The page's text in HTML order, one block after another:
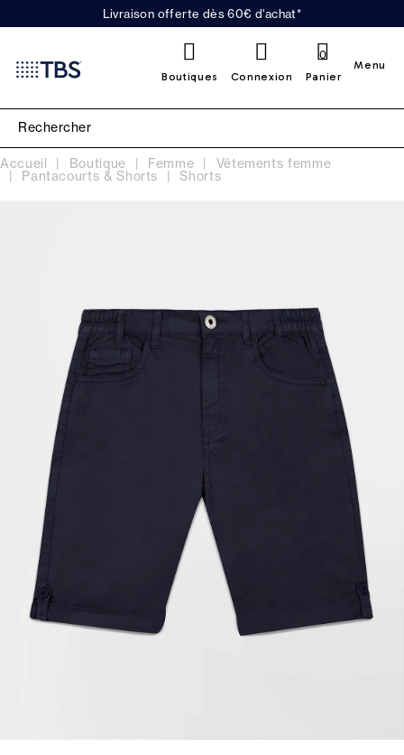
Livraison offerte dès 60€ d'achat*
Boutiques Connexion Panier
0
Menu
Accueil Boutique Femme Vêtements femme
Pantacourts & Shorts Shorts